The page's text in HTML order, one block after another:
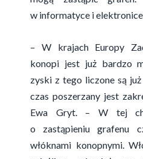
w informatyce i
– W krajach Europy
konopi jest już bardzo
zyski z tego liczone są
czas poszerzany jest
Ewa Gryt. – W tej
o zastąpieniu grafenu
włóknami konopnymi.